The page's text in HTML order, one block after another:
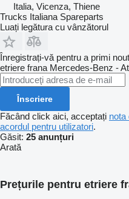
Italia, Vicenza, Thiene
Trucks Italiana Spareparts
Luați legătura cu vânzătorul
Înregistrați-vă pentru a primi
etriere frana Mercedes-Benz -
Înscriere
Făcând click aici, acceptați nota
acordul pentru utilizatori.
Găsit: 25 anunțuri
Arată
Prețurile pentru etriere